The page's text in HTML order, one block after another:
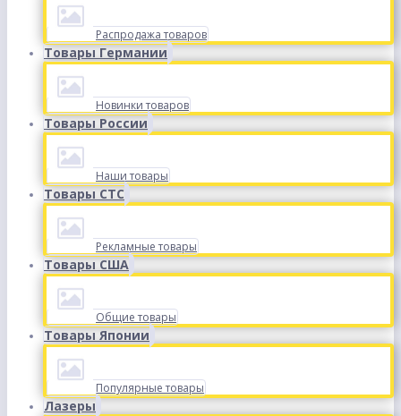
Распродажа товаров
Товары Германии
Новинки товаров
Товары России
Наши товары
Товары СТС
Рекламные товары
Товары США
Общие товары
Товары Японии
Популярные товары
Лазеры